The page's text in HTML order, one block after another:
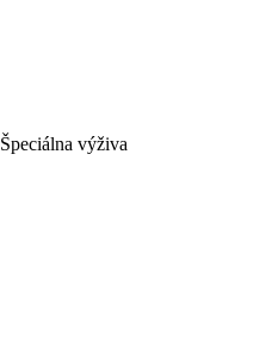
Špeciálna výživa